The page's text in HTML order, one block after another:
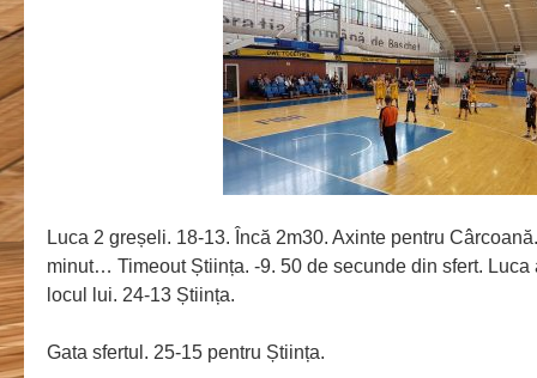
Luca 2 greșeli. 18-13. Încă 2m30. Axinte pentru
minut… Timeout Știința. -9. 50 de secunde din sfert.
locul lui. 24-13 Știința.
Gata sfertul. 25-15 pentru Știința.